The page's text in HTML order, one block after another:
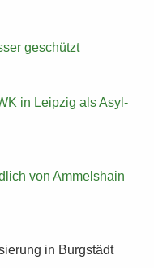
ge­schützt
in Leip­zig als Asyl­
von Am­mels­hain
in Burg­städt